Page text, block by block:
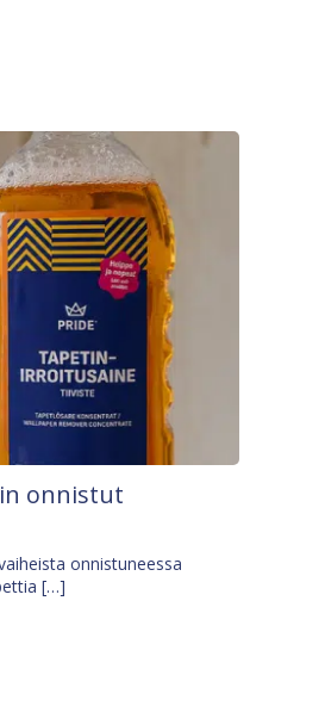
onnistut
onnistuneessa
[…]